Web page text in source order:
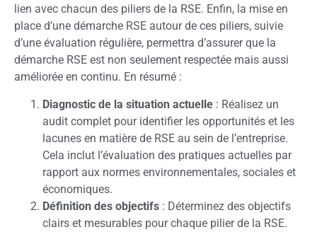
lien avec chacun des piliers de la RSE. Enfin, la mise en
place d’une démarche RSE autour de ces piliers, suivie
d’une évaluation régulière, permettra d’assurer que la
démarche RSE est non seulement respectée mais aussi
améliorée en continu. En résumé :
Diagnostic de la situation actuelle : Réalisez un
audit complet pour identifier les opportunités et les
lacunes en matière de RSE au sein de l’entreprise.
Cela inclut l’évaluation des pratiques actuelles par
rapport aux normes environnementales, sociales et
économiques.
Définition des objectifs : Déterminez des objectifs
clairs et mesurables pour chaque pilier de la RSE.